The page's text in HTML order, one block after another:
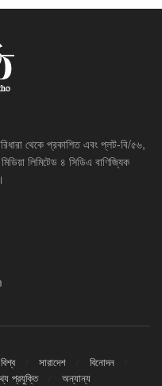
থেকে প্রকাশিত এবং প্লট-বি/৫৬,
লিমিটেড ৪ সিডিএ বাণিজ্যিক
বিশ্ব সারাদেশ
বিনোদন
প্রযুক্তি অন্যান্য